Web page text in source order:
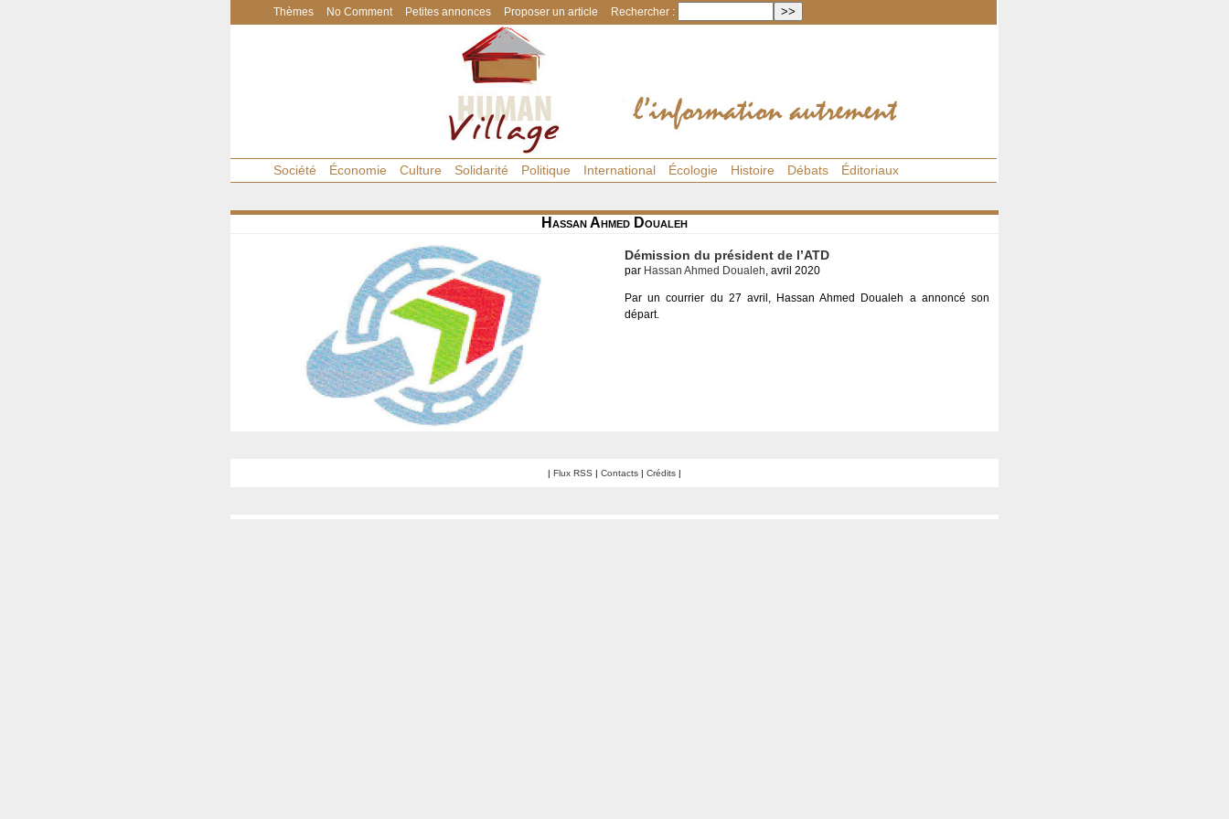
Thèmes No Comment Petites annonces Proposer un article Rechercher :
Société Économie Culture Solidarité Politique International Écologie Histoire Débats Éditoriaux
Hassan Ahmed Doualeh
Démission du président de l’ATD
par Hassan Ahmed Doualeh, avril 2020
Par un courrier du 27 avril, Hassan Ahmed Doualeh a annoncé son
départ.
| Flux RSS | Contacts | Crédits |